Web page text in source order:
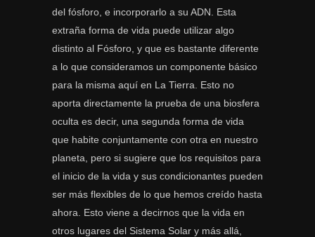
del fósforo, e incorporarlo a su ADN. Esta
extraña forma de vida puede utilizar algo
distinto al Fósforo, y que es bastante diferente
a lo que consideramos un componente básico
para la misma aquí en La Tierra. Esto no
aporta directamente la prueba de una biosfera
oculta es decir, una segunda forma de vida
que habite conjuntamente con otra en nuestro
planeta, pero si sugiere que los requisitos para
el inicio de la vida y sus condicionantes pueden
ser más flexibles de lo que hemos creído hasta
ahora. Esto viene a decirnos que la vida en
otros lugares del Sistema Solar y más allá,